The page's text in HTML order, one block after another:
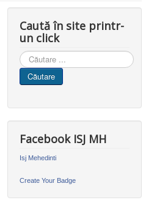
Caută în site printr-
un click
Cauta
in
site
Căutare
Facebook ISJ MH
Isj Mehedinti
Create Your Badge